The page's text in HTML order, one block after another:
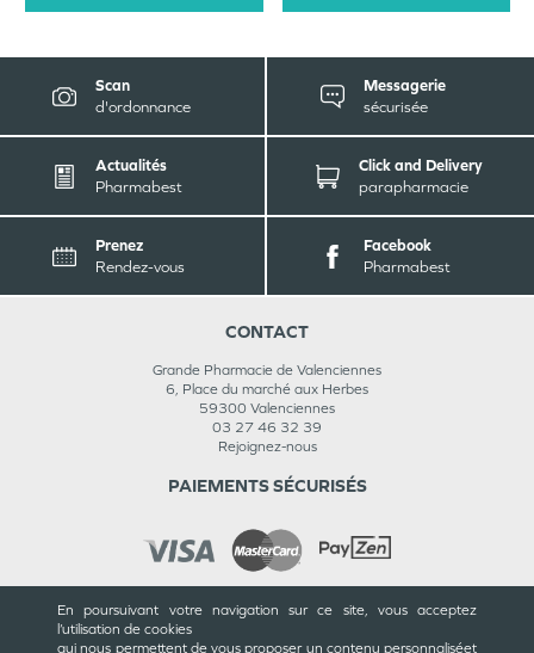
En poursuivant votre navigation sur ce site, vous acceptez
l’utilisation de cookies
qui nous permettent de vous proposer un contenu personnaliséet
Scan
d'ordonnance
Messagerie
sécurisée
Actualités
Pharmabest
Click and Delivery
parapharmacie
Prenez
Rendez-vous
Facebook
Pharmabest
CONTACT
Grande Pharmacie de Valenciennes
6, Place du marché aux Herbes
59300 Valenciennes
03 27 46 32 39
Rejoignez-nous
INFORMATIONS
PAIEMENTS SÉCURISÉS